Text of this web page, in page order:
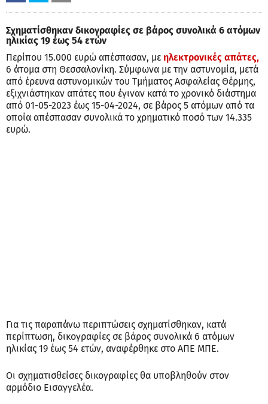
Σχηματίσθηκαν δικογραφίες σε βάρος συνολικά 6 ατόμων
ηλικίας 19 έως 54 ετών
Περίπου 15.000 ευρώ απέσπασαν, με ηλεκτρονικές απάτες,
6 άτομα στη Θεσσαλονίκη. Σύμφωνα με την αστυνομία, μετά
από έρευνα αστυνομικών του Τμήματος Ασφαλείας Θέρμης,
εξιχνιάστηκαν απάτες που έγιναν κατά το χρονικό διάστημα
από 01-05-2023 έως 15-04-2024, σε βάρος 5 ατόμων από τα
οποία απέσπασαν συνολικά το χρηματικό ποσό των 14.335
ευρώ.
Για τις παραπάνω περιπτώσεις σχηματίσθηκαν, κατά
περίπτωση, δικογραφίες σε βάρος συνολικά 6 ατόμων
ηλικίας 19 έως 54 ετών, αναφέρθηκε στο ΑΠΕ ΜΠΕ.
Οι σχηματισθείσες δικογραφίες θα υποβληθούν στον
αρμόδιο Εισαγγελέα.